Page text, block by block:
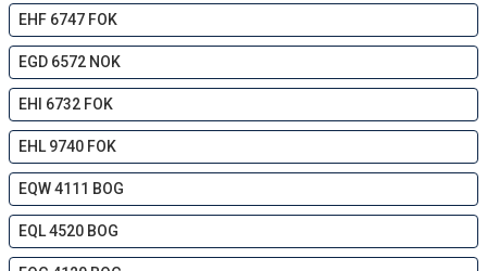
EHF 6747 FOK
EGD 6572 NOK
EHI 6732 FOK
EHL 9740 FOK
EQW 4111 BOG
EQL 4520 BOG